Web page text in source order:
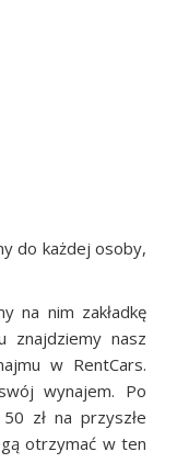
do każdej osoby,
na nim zakładkę
znajdziemy nasz
w RentCars.
wynajem. Po
zł na przyszłe
otrzymać w ten